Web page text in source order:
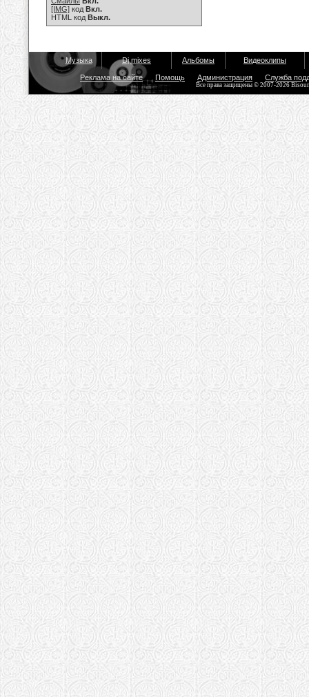
[IMG] код Вкл.
HTML код Выкл.
Музыка Dj mixes Альбомы Видеоклипы
Реклама на сайте Помощь Администрация Служба
Все права защищены © 2007-2026